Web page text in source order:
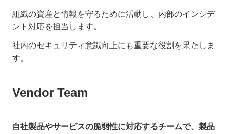
組織の資産と情報を守るために活動し、内部のインシデ
ント対応を担当します。
社内のセキュリティ意識向上にも重要な役割を果たしま
す。
Vendor Team
自社製品やサービスの脆弱性に対応するチームで、製品